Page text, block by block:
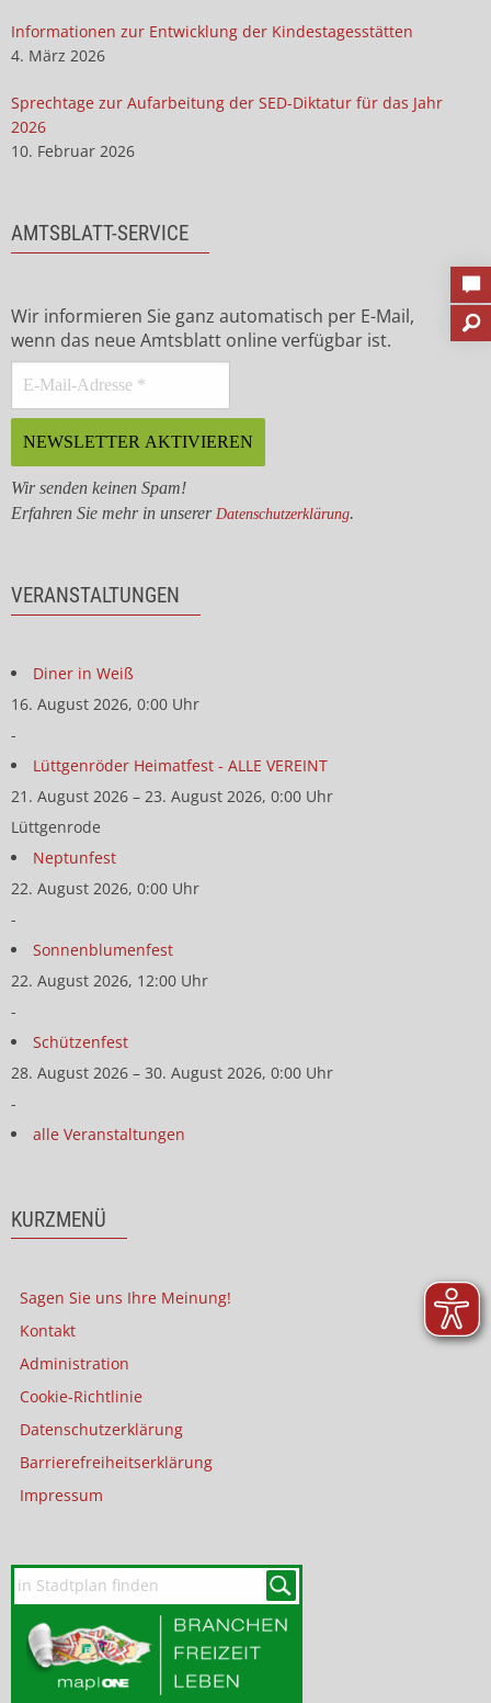
Informationen zur Entwicklung der Kindestagesstätten
4. März 2026
Sprechtage zur Aufarbeitung der SED-Diktatur für das Jahr
2026
10. Februar 2026
AMTSBLATT-SERVICE
Wir informieren Sie ganz automatisch per E-Mail,
wenn das neue Amtsblatt online verfügbar ist.
Wir senden keinen Spam!
Erfahren Sie mehr in unserer Datenschutzerklärung.
VERANSTALTUNGEN
Diner in Weiß
16. August 2026, 0:00 Uhr
-
Lüttgenröder Heimatfest - ALLE VEREINT
21. August 2026 – 23. August 2026, 0:00 Uhr
Lüttgenrode
Neptunfest
22. August 2026, 0:00 Uhr
-
Sonnenblumenfest
22. August 2026, 12:00 Uhr
-
Schützenfest
28. August 2026 – 30. August 2026, 0:00 Uhr
-
alle Veranstaltungen
KURZMENÜ
Sagen Sie uns Ihre Meinung!
Kontakt
Administration
Cookie-Richtlinie
Datenschutzerklärung
Barrierefreiheitserklärung
Impressum